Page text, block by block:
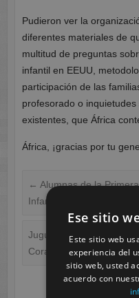
Pudieron ver la
diferentes materiales de
multitud de preguntas
infantil en EEUU,
participación de las
profesorado o
existentes, que África
África, ¡gracias por tu
← Alumnas de la
Infantil de CESUR-Murcia
Juguetes buscan niños
Coraje se unen a
Ese sitio
Este sitio web
experiencia del
sitio web, usted
acuerdo con